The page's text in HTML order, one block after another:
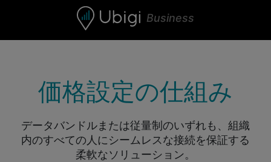
Business
価格設定の仕組み
データバンドルまたは従量制のいずれも、組織
内のすべての人にシームレスな接続を保証する
柔軟なソリューション。